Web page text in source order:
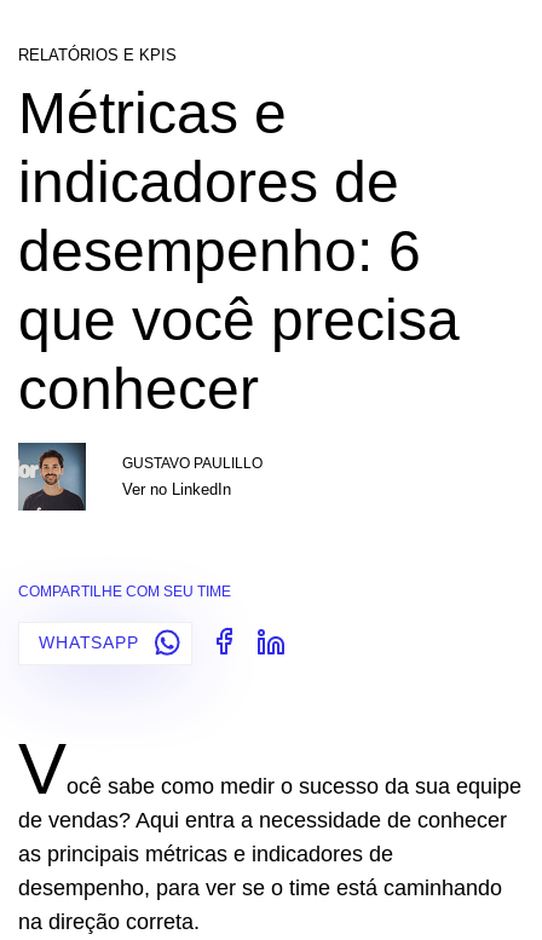
RELATÓRIOS E KPIS
Métricas e
indicadores de
desempenho: 6
que você precisa
conhecer
GUSTAVO PAULILLO
Ver no LinkedIn
COMPARTILHE COM SEU TIME
WHATSAPP
Você sabe como medir o sucesso da sua equipe
de vendas? Aqui entra a necessidade de conhecer
as principais métricas e indicadores de
desempenho, para ver se o time está caminhando
na direção correta.